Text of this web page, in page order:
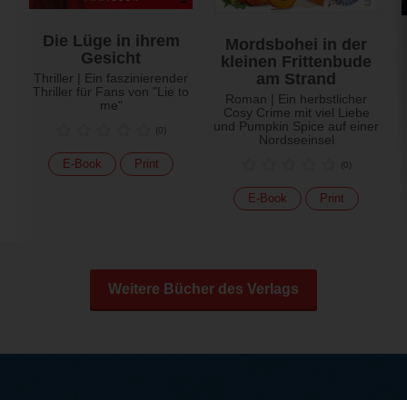
Die Lüge in ihrem
Gesicht
Thriller | Ein faszinierender
Thriller für Fans von "Lie to
me"
(0
E-Book Print
Mordsbohei in der
kleinen Frittenbude
am Strand
Roman | Ein herbstlicher
Cosy Crime mit viel Liebe
und Pumpkin Spice auf einer
Nordseeinsel
(0
E-Book Print
Weitere Bücher des Verlags